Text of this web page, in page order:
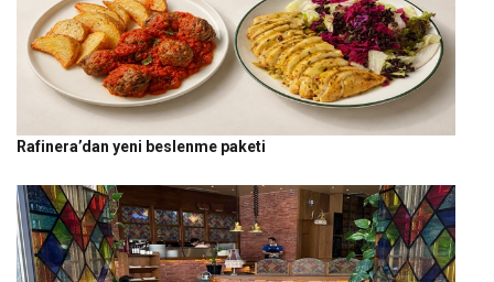
Rafinera’dan yeni beslenme paketi